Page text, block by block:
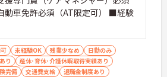
動車免許必須（AT限定可） ■経験
未経験OK 残業少なめ
日勤のみ
り
産休･育休･介護休暇取得実績あり
完備 交通費支給 退職金制度あり